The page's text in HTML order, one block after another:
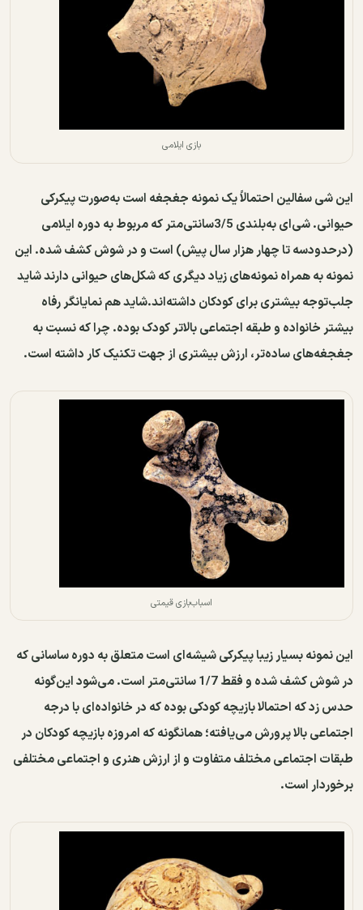
بازی ایلامی
این شی سفالین احتمالاً یک نمونه جغجغه است به‌صورت پیکرکی
حیوانی. شی‌ای به‌بلندی 3/5سانتی‌متر که مربوط به دوره ایلامی
(درحدودسه تا چهار ‌هزار سال پیش) است و در شوش کشف شده. این
نمونه به همراه نمونه‌های زیاد دیگری که شکل‌های حیوانی دارند شاید
جلب‌توجه بیشتری برای کودکان داشته‌اند.شاید هم نمایانگر رفاه
بیشتر خانواده و طبقه اجتماعی بالاتر کودک بوده. چرا که نسبت به
جغجغه‌های ساده‌تر، ارزش بیشتری از جهت تکنیک کار داشته است.
اسباب‌بازی قیمتی
این نمونه بسیار زیبا پیکرکی شیشه‌ای است متعلق به دوره ساسانی که
در شوش کشف شده و فقط 1/7 سانتی‌متر است. می‌شود این‌گونه
حدس زد که احتمالا بازیچه کودکی بوده که در خانواده‌ای با درجه
اجتماعی بالا پرورش می‌یافته؛ همانگونه که امروزه بازیچه کودکان در
طبقات اجتماعی مختلف متفاوت و از ارزش هنری و اجتماعی مختلفی
برخوردار است.